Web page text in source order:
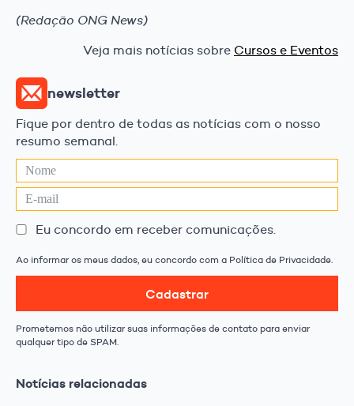
(Redação ONG News)
Veja mais notícias sobre Cursos e Eventos
newsletter
Fique por dentro de todas as notícias com o nosso
resumo semanal.
Eu concordo em receber comunicações.
Ao informar os meus dados, eu concordo com a Política de Privacidade.
Cadastrar
Prometemos não utilizar suas informações de contato para enviar
qualquer tipo de SPAM.
Notícias relacionadas